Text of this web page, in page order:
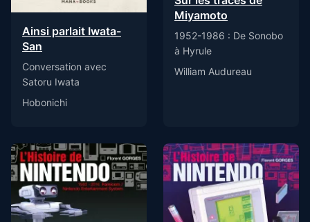
Ainsi parlait Iwata-
San
Conversation avec
Satoru Iwata
Hobonichi
Miyamoto
1952-1986 : De Sonobo
à Hyrule
William Audureau